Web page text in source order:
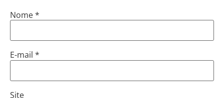
Nome*
E-mail *
Site